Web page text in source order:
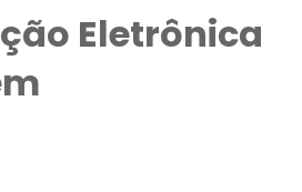
Eletrônica